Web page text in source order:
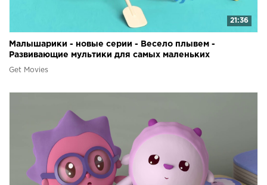
21:36
Малышарики - новые серии - Весело плывем -
Развивающие мультики для самых маленьких
Get Movies